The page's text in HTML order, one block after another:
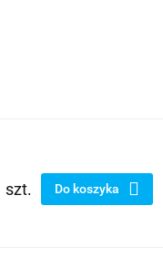
szt. Do koszyka